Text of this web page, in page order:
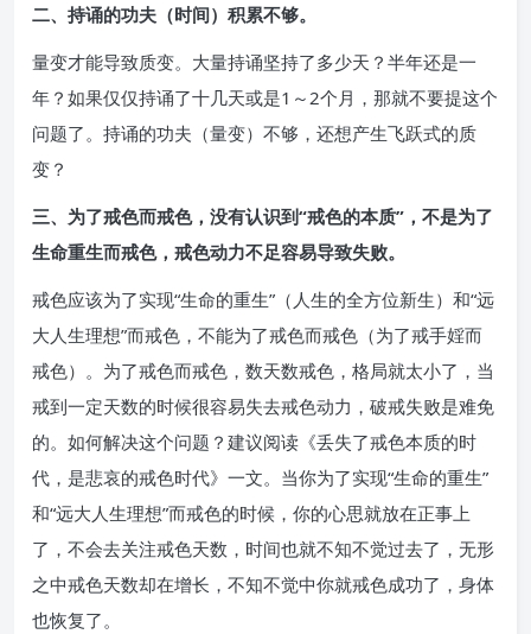
二、持诵的功夫（时间）积累不够。
量变才能导致质变。大量持诵坚持了多少天？半年还是一
年？如果仅仅持诵了十几天或是1～2个月，那就不要提这个
问题了。持诵的功夫（量变）不够，还想产生飞跃式的质
变？
三、为了戒色而戒色，没有认识到“戒色的本质”，不是为了
生命重生而戒色，戒色动力不足容易导致失败。
戒色应该为了实现“生命的重生”（人生的全方位新生）和“远
大人生理想”而戒色，不能为了戒色而戒色（为了戒手婬而
戒色）。为了戒色而戒色，数天数戒色，格局就太小了，当
戒到一定天数的时候很容易失去戒色动力，破戒失败是难免
的。如何解决这个问题？建议阅读《丢失了戒色本质的时
代，是悲哀的戒色时代》一文。当你为了实现“生命的重生”
和“远大人生理想”而戒色的时候，你的心思就放在正事上
了，不会去关注戒色天数，时间也就不知不觉过去了，无形
之中戒色天数却在增长，不知不觉中你就戒色成功了，身体
也恢复了。